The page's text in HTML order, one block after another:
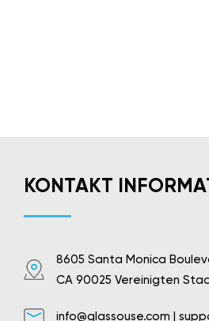
KONTAKT
8605 Santa Monica
CA 90025 Vereinigten
info@glassouse.com |